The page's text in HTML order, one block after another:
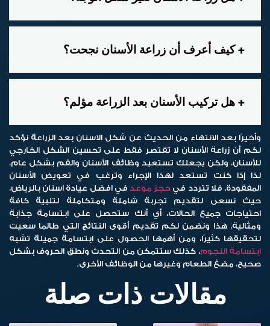
كيف أعرف أن زراعة الأسنان نجحت؟
هل تركيب الأسنان بعد الزراعة مؤلم؟
وأخيرًا بعد الانتهاء من الحديث عن شكل الاسنان بعد الزراعة نؤكد
لكم أن زراعة الأسنان لا تقتصر فقط على تحسين الشكل الخارجي
للأسنان، ولكن يجعلك تستعيد وظائف الأسنان والفم بشكل عام،
لذا إذا كنت تستعد لهذا الإجراء وترغب في تعويض الأسنان
المفقودة، فلا تتردد في حجز موعد في افضل عيادة اسنان بالرياض،
حيث نسعى لتقديم تجربة شاملة ومتكاملة لتلبية كافة
احتياجات جميع الحالات، أي أنك ستحصل على ابتسامة جذابة
ومثالية، هذا ونضمن لكم تقديم أقوى النتائج التي طالما سعيت
لتحقيقها كثيرًا، ومن أهمها الحصول على ابتسامة جميلة تشبه
ابتسامة النجوم، كذلك ستتمكن من التحدث ونطق الحروف بشكل
صحيح، مضغ الطعام وغيرها من الوظائف الأخرى.
مقالات ذات صلة